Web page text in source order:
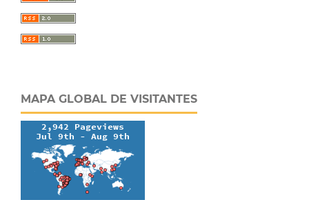
MAPA GLOBAL DE VISITANTES